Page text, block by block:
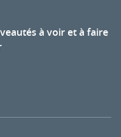
à voir et à faire